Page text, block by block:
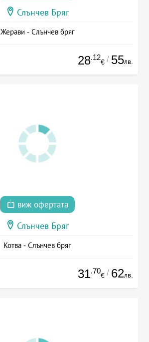
Слънчев Бряг
Жерави - Слънчев бряг
28.12
€ / 55лв.
виж офертата
Слънчев Бряг
Котва - Слънчев бряг
31.70
€ / 62лв.